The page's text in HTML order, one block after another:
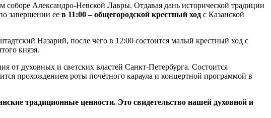
соборе Александро-Невской Лавры. Отдавая дань исторической традиции
завершении ее в 11:00 – общегородской крестный ход с Казанской
Назарий, после чего в 12:00 состоится малый крестный ход с
князя.
от духовных и светских властей Санкт-Петербурга. Состоится
прохождением роты почётного караула и концертной программой в
традиционные ценности. Это свидетельство нашей духовной и